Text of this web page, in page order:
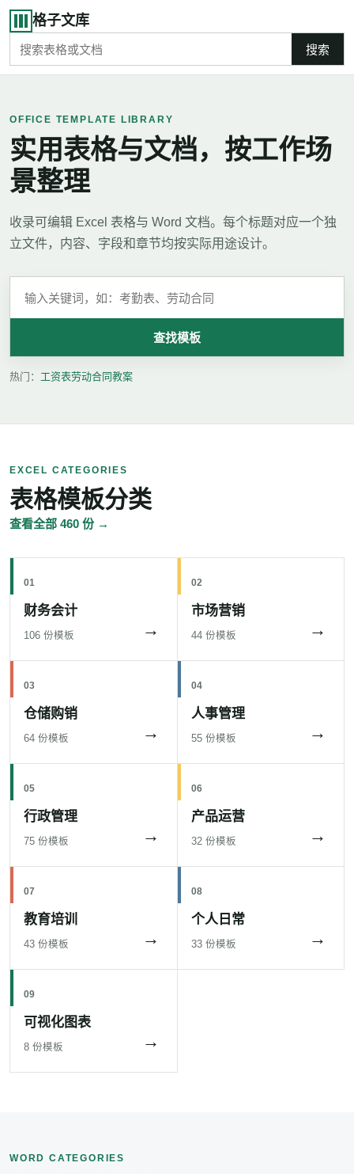
格子文库
搜索
OFFICE TEMPLATE LIBRARY
实用表格与文档，按工作场
景整理
收录可编辑 Excel 表格与 Word 文档。每个标题对应一个独
立文件，内容、字段和章节均按实际用途设计。
查找模板
热门： 工资表劳动合同教案
EXCEL CATEGORIES
表格模板分类
查看全部 460 份 →
01
财务会计
106 份模板 →
02
市场营销
44 份模板 →
03
仓储购销
64 份模板 →
04
人事管理
55 份模板 →
05
行政管理
75 份模板 →
06
产品运营
32 份模板 →
07
教育培训
43 份模板 →
08
个人日常
33 份模板 →
09
可视化图表
8 份模板 →
WORD CATEGORIES